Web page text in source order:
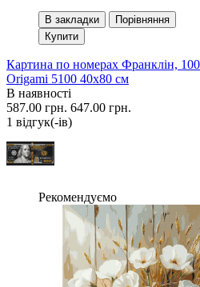
В закладки
Порівняння
Купити
Картина по номерах Франклін, 100
Origami 5100 40x80 см
В наявності
587.00 грн. 647.00 грн.
1 вiдгук(-iв)
Рекомендуємо